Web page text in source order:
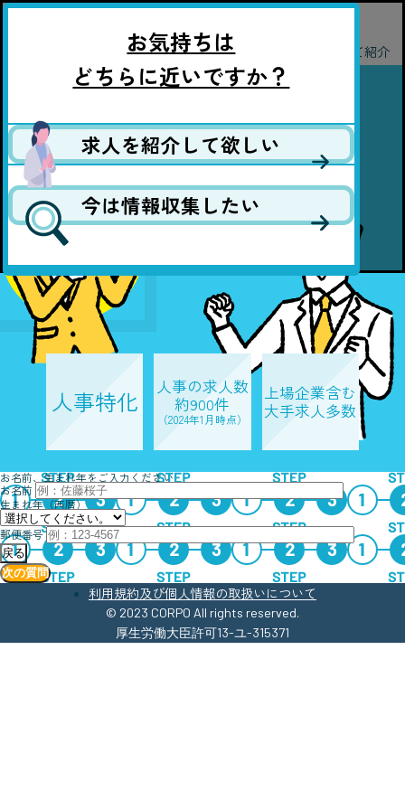
CORPO
人事が求人を探すなら！
求人数約900件から厳選して紹介
お気持ちは
どちらに近いですか？
求人を紹介して欲しい
今は情報収集したい
人事領域専門の
転職エージェント！
内定まで
最短2週間
人事特化
人事の求人数
約900件
（2024年1月時点）
上場企業含む
大手求人多数
お名前、生まれ年をご入力ください
お名前
生まれ年（西暦）
郵便番号
戻る
次の質問
利用規約及び個人情報の取扱いについて
©︎ 2023 CORPO All rights reserved.
厚生労働大臣許可13-ユ-315371